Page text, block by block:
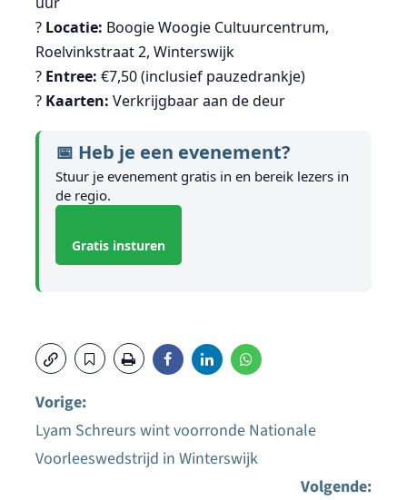
? Locatie: Boogie Woogie Cultuurcentrum,
Roelvinkstraat 2, Winterswijk
?️ Entree: €7,50 (inclusief pauzedrankje)
? Kaarten: Verkrijgbaar aan de deur
📅 Heb je een evenement?
Stuur je evenement gratis in en bereik lezers in
de regio.
Gratis insturen
Bericht
Vorige:
Lyam Schreurs wint voorronde Nationale
Voorleeswedstrijd in Winterswijk
Volgende: